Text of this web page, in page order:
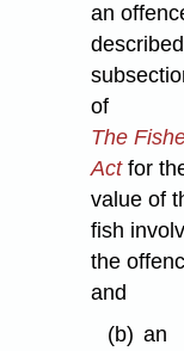
an
of
The
Actfor
value of
fish
the
and
(b) an